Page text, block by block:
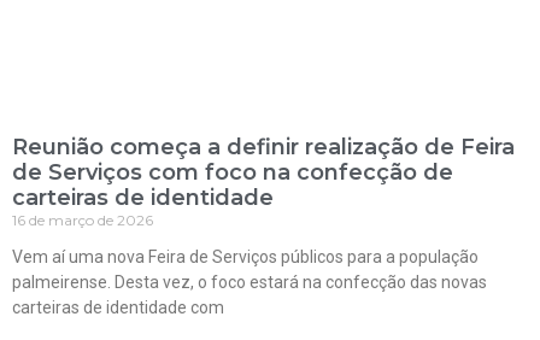
Reunião começa a definir realização de Feira
de Serviços com foco na confecção de
carteiras de identidade
16 de março de 2026
Vem aí uma nova Feira de Serviços públicos para a população
palmeirense. Desta vez, o foco estará na confecção das novas
carteiras de identidade com